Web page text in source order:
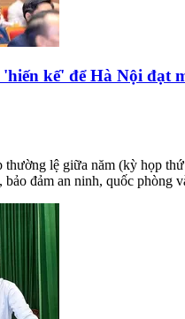
kế' để Hà Nội đạt
thường lệ giữa năm (kỳ họp
đảm an ninh, quốc phòng